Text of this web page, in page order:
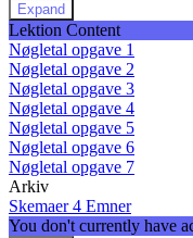
Expand
Ekstra
opgaver
nøgletal
Lektion Content
Nøgletal opgave 1
Nøgletal opgave 2
Nøgletal opgave 3
Nøgletal opgave 4
Nøgletal opgave 5
Nøgletal opgave 6
Nøgletal opgave 7
Arkiv
Skemaer4 Emner
You don't currently have